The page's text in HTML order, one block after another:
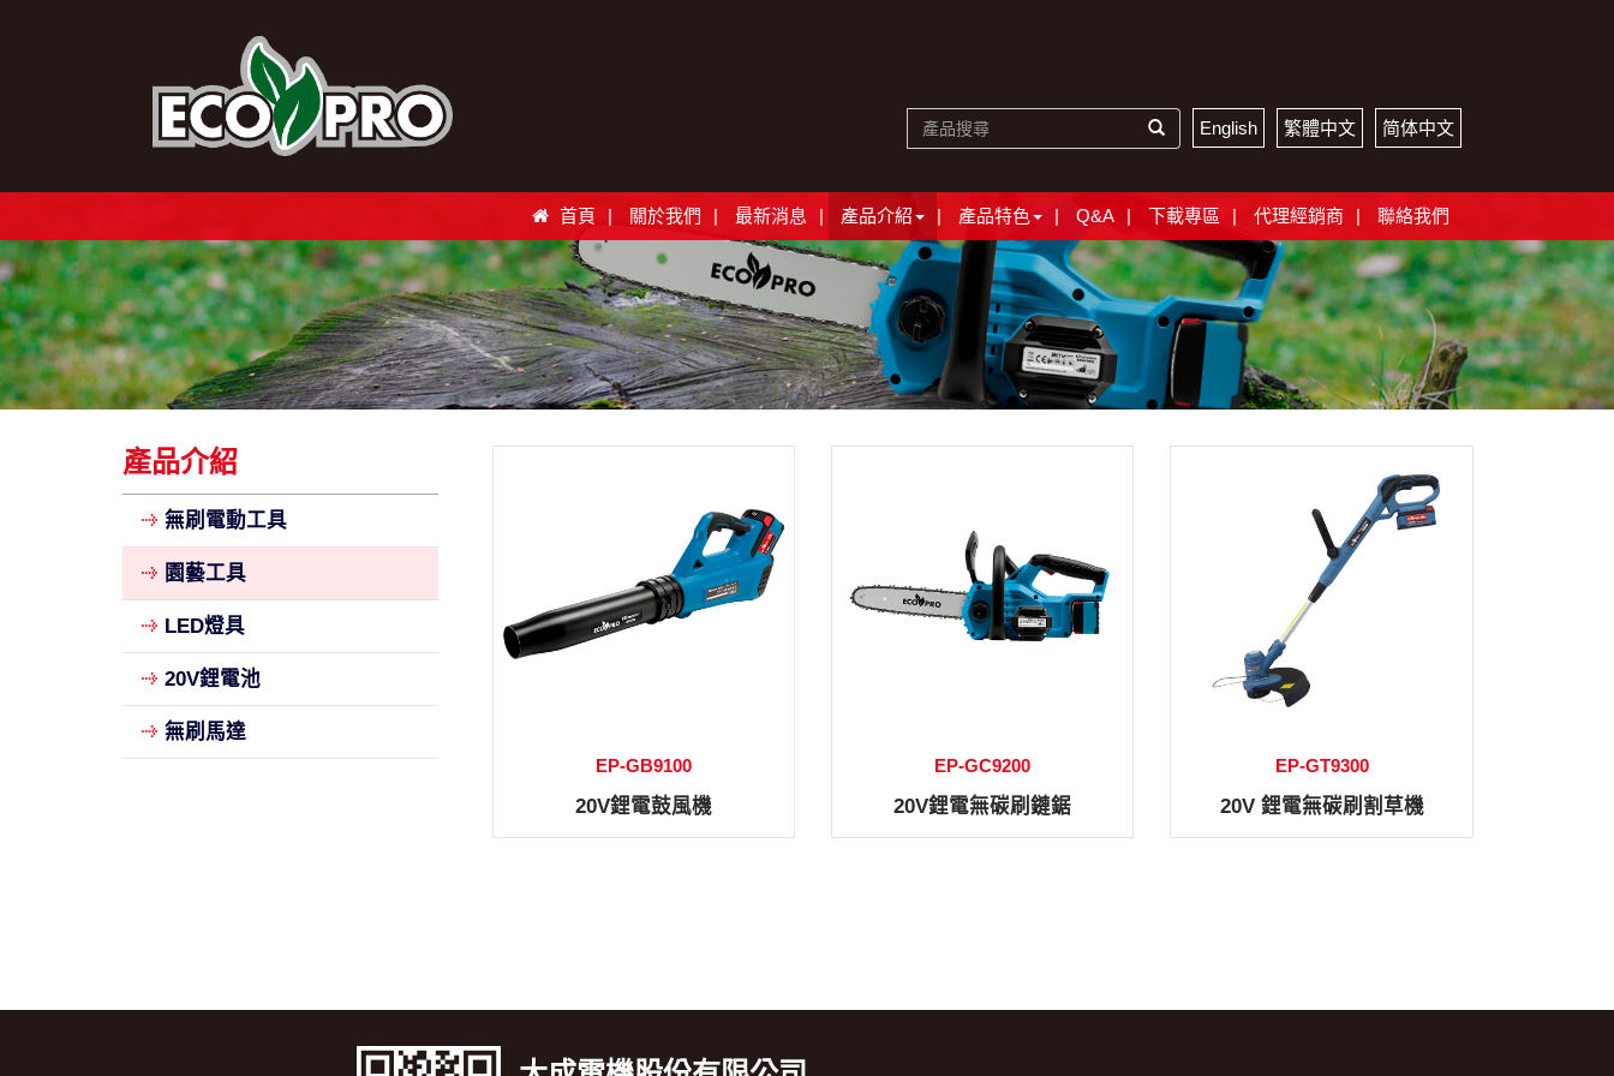
English 繁體中文 简体中文
首頁 關於我們 最新消息 產品介紹 產品特色 Q&A 下載專區 代理經銷商 聯絡我們
產品介紹
無刷電動工具
園藝工具
LED燈具
20V鋰電池
無刷馬達
EP-GB9100
20V鋰電鼓風機
EP-GC9200
20V鋰電無碳刷鏈鋸
EP-GT9300
20V 鋰電無碳刷割草機